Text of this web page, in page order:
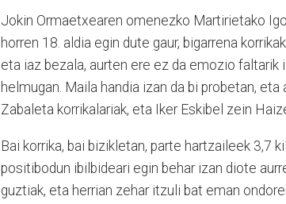
Jokin Ormaetxearen omenezko Martirietako
horren 18. aldia egin dute gaur, bigarrena
eta iaz bezala, aurten ere ez da emozio
helmugan. Maila handia izan da bi probetan,
Zabaleta korrikalariak, eta Iker Eskibel zein
Bai korrika, bai bizikletan, parte hartzaileek 3,7
positibodun ibilbideari egin behar izan diote
guztiak, eta herrian zehar itzuli bat eman